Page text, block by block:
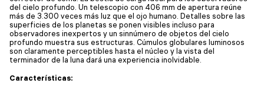
del cielo profundo. Un telescopio con 406 mm de apertura reúne
más de 3.300 veces más luz que el ojo humano. Detalles sobre las
superficies de los planetas se ponen visibles incluso para
observadores inexpertos y un sinnúmero de objetos del cielo
profundo muestra sus estructuras. Cúmulos globulares luminosos
son claramente perceptibles hasta el núcleo y la vista del
terminador de la luna dará una experiencia inolvidable.
Características: